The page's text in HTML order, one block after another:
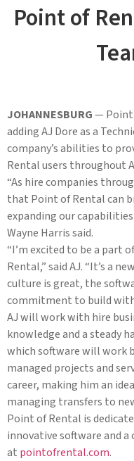
Point of
JOHANNESBURG— Point
adding AJ Dore as a
company’s abilities to
Rental users throughout
“As hire companies
that Point of Rental can
expanding our
Wayne Harris said.
“I’m excited to be a part
Rental,” said AJ. “It’s a
culture is great, the
commitment to build
AJ will work with hire
knowledge and a steady
which software will work
managed projects and
career, making him an
managing transfers to
Point of Rental is
innovative software and
at pointofrental.com.